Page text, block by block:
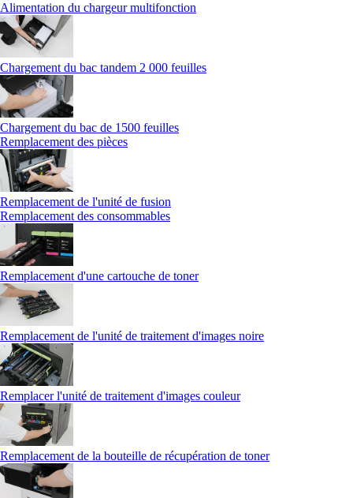
Alimentation du chargeur multifonction
Chargement du bac tandem 2 000 feuilles
Chargement du bac de 1500 feuilles
Remplacement des pièces
Remplacement de l'unité de fusion
Remplacement des consommables
Remplacement d'une cartouche de toner
Remplacement de l'unité de traitement d'images noire
Remplacer l'unité de traitement d'images couleur
Remplacement de la bouteille de récupération de toner